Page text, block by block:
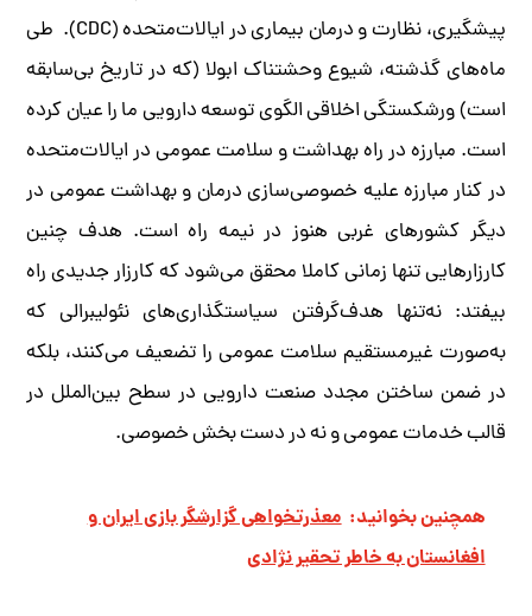
پیشگیری، نظارت و درمان بیماری در ایالات‌متحده (CDC). طی
ماه‌های گذشته، شیوع وحشتناک ابولا (که در تاریخ بی‌سابقه
است) ورشکستگی اخلاقی الگوی توسعه دارویی ما را عیان کرده
است. مبارزه در راه بهداشت و سلامت عمومی در ایالات‌متحده
در کنار مبارزه علیه خصوصی‌سازی درمان و بهداشت عمومی در
دیگر کشورهای غربی هنوز در نیمه راه است. هدف چنین
کارزارهایی تنها زمانی کاملا محقق می‌شود که کارزار جدیدی راه
بیفتد: نه‌تنها هدف‌گرفتن سیاستگذاری‌های نئولیبرالی که
به‌صورت غیرمستقیم سلامت عمومی را تضعیف می‌کنند، بلکه
در ضمن ساختن مجدد صنعت دارویی در سطح بین‌الملل در
قالب خدمات عمومی و نه در دست بخش خصوصی.
همچنین بخوانید: معذرتخواهی گزارشگر بازی ایران و
افغانستان به خاطر تحقیر نژادی